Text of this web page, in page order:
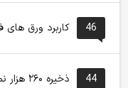
46 کاربرد ورق
44 ذخیره ۲۶۰ هزار نمونه در بانک ژنتیک کشور